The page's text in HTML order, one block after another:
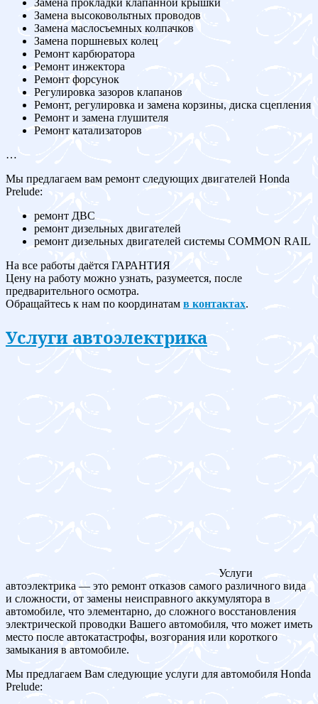
Замена прокладки клапанной крышки
Замена высоковольтных проводов
Замена маслосъемных колпачков
Замена поршневых колец
Ремонт карбюратора
Ремонт инжектора
Ремонт форсунок
Регулировка зазоров клапанов
Ремонт, регулировка и замена корзины, диска сцепления
Ремонт и замена глушителя
Ремонт катализаторов
…
Мы предлагаем вам ремонт следующих двигателей Honda
Prelude:
ремонт ДВС
ремонт дизельных двигателей
ремонт дизельных двигателей системы COMMON RAIL
На все работы даётся ГАРАНТИЯ
Цену на работу можно узнать, разумеется, после
предварительного осмотра.
Обращайтесь к нам по координатам в контактах.
Услуги автоэлектрика
Услуги
автоэлектрика — это ремонт отказов самого различного вида
и сложности, от замены неисправного аккумулятора в
автомобиле, что элементарно, до сложного восстановления
электрической проводки Вашего автомобиля, что может иметь
место после автокатастрофы, возгорания или короткого
замыкания в автомобиле.
Мы предлагаем Вам следующие услуги для автомобиля Honda
Prelude: